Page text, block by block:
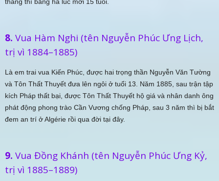
8. Vua Hàm Nghi (tên Nguyễn Phúc Ưng Lịch,
trị vì 1884–1885)
Là em trai vua Kiến Phúc, được hai trọng thần Nguyễn Văn Tường
và Tôn Thất Thuyết đưa lên ngôi ở tuổi 13. Năm 1885, sau trận tập
kích Pháp thất bại, được Tôn Thất Thuyết hộ giá và nhân danh ông
phát động phong trào Cần Vương chống Pháp, sau 3 năm thì bị bắt
đem an trí ở Algérie rồi qua đời tại đây.
9. Vua Đồng Khánh (tên Nguyễn Phúc Ưng Kỷ,
trị vì 1885–1889)